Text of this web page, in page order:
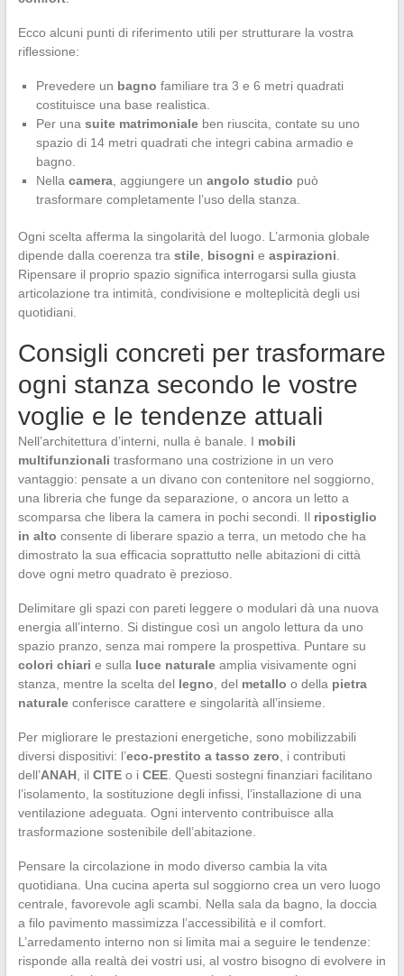
Ecco alcuni punti di riferimento utili per strutturare la vostra
riflessione:
Prevedere un bagno familiare tra 3 e 6 metri quadrati
costituisce una base realistica.
Per una suite matrimonialeben riuscita, contate su uno
spazio di 14 metri quadrati che integri cabina armadio e
bagno.
Nella camera, aggiungere un angolo studio può
trasformare completamente l’uso della stanza.
Ogni scelta afferma la singolarità del luogo. L’armonia globale
dipende dalla coerenza tra stile, bisogni e aspirazioni
Ripensare il proprio spazio significa interrogarsi sulla giusta
articolazione tra intimità, condivisione e molteplicità degli usi
quotidiani.
Consigli concreti per trasformare
ogni stanza secondo le vostre
voglie e le tendenze attuali
Nell’architettura d’interni, nulla è banale. I mobili
multifunzionali trasformano una costrizione in un vero
vantaggio: pensate a un divano con contenitore nel soggiorno,
una libreria che funge da separazione, o ancora un letto a
scomparsa che libera la camera in pochi secondi. Il ripostiglio
in alto consente di liberare spazio a terra, un metodo che ha
dimostrato la sua efficacia soprattutto nelle abitazioni di città
dove ogni metro quadrato è prezioso.
Delimitare gli spazi con pareti leggere o modulari dà una nuova
energia all’interno. Si distingue così un angolo lettura da uno
spazio pranzo, senza mai rompere la prospettiva. Puntare su
colori chiari e sulla luce naturaleamplia visivamente ogni
stanza, mentre la scelta del legno , del metallo o della pietra
naturaleconferisce carattere e singolarità all’insieme.
Per migliorare le prestazioni energetiche, sono mobilizzabili
diversi dispositivi: l’eco-prestito a tasso zero , i contributi
dell’ANAH, il CITEo i CEE. Questi sostegni finanziari facilitano
l’isolamento, la sostituzione degli infissi, l’installazione di una
ventilazione adeguata. Ogni intervento contribuisce alla
trasformazione sostenibile dell’abitazione.
Pensare la circolazione in modo diverso cambia la vita
quotidiana. Una cucina aperta sul soggiorno crea un vero luogo
centrale, favorevole agli scambi. Nella sala da bagno, la doccia
a filo pavimento massimizza l’accessibilità e il comfort.
L’arredamento interno non si limita mai a seguire le tendenze:
risponde alla realtà dei vostri usi, al vostro bisogno di evolvere in